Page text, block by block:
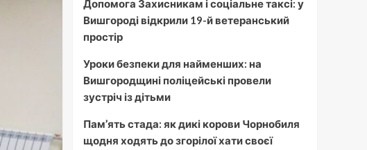
Допомога Захисникам і соціальне таксі: у
Вишгороді відкрили 19-й ветеранський
простір
Уроки безпеки для найменших: на
Вишгородщині поліцейські провели
зустріч із дітьми
Пам’ять стада: як дикі корови Чорнобиля
щодня ходять до згорілої хати своєї